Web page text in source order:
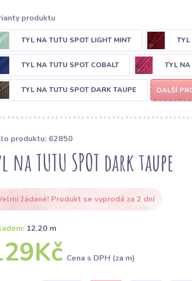
produktu
TYL NA TUTU SPOT LIGHT MINT TYL
TYL NA TUTU SPOT COBALT TYL NA
TYL NA TUTU SPOT DARK TAUPE DALŠÍ
produktu: 62850
na TUTU SPOT dark taupe
žádané! Produkt se vyprodá za 2 dní
12.20 m
Cena s DPH (za m)